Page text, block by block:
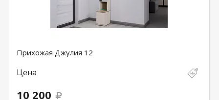
Прихожая Джулия 12
Цена
10 200